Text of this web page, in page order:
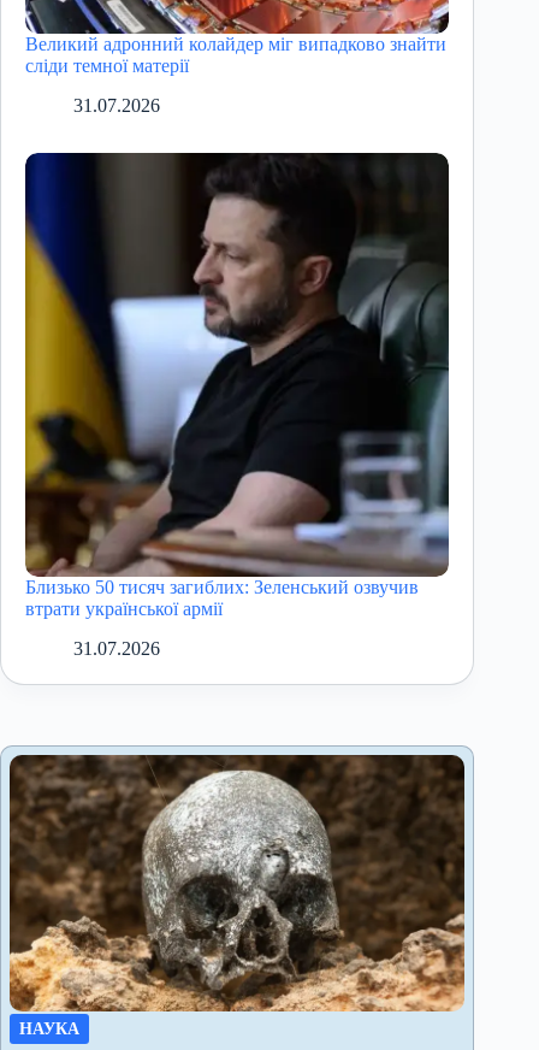
Великий адронний колайдер міг випадково знайти
сліди темної матерії
31.07.2026
Близько 50 тисяч загиблих: Зеленський озвучив
втрати української армії
31.07.2026
НАУКА